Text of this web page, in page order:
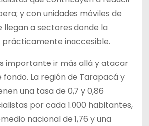
y con unidades móviles de
llegan a sectores donde la
inaccesible.
importante ir más allá y atacar
La región de Tarapacá y
una tasa de 0,7 y 0,86
por cada 1.000 habitantes,
nacional de 1,76 y una